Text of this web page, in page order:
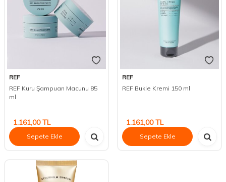
REF
REF Kuru Şampuan Macunu 85
ml
1.161,00TL
Sepete Ekle
REF
REF Bukle Kremi 150 ml
1.161,00TL
Sepete Ekle